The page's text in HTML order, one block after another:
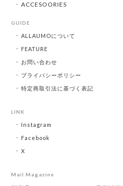
ACCESOORIES
GUIDE
ALLAUMOについて
FEATURE
お問い合わせ
プライバシーポリシー
特定商取引法に基づく表記
LINK
Instagram
Facebook
X
Mail Magazine